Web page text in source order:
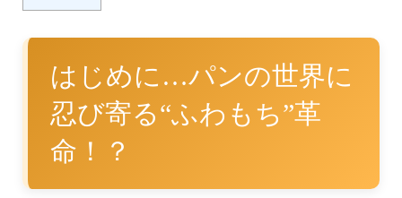
はじめに…パンの世界に
忍び寄る“ふわもち”革
命！？